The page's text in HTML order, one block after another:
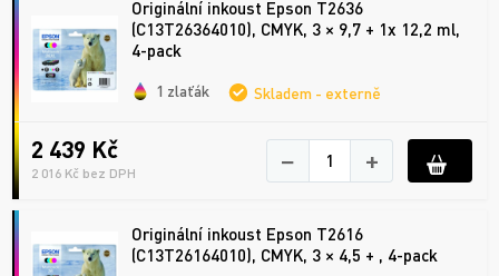
Originální inkoust Epson T2636
(C13T26364010), CMYK, 3 × 9,7 + 1x 12,2 ml,
4-pack
1 zlaťák Skladem - externě
2 439 Kč
2 016 Kč bez DPH − +
Originální inkoust Epson T2616
(C13T26164010), CMYK, 3 × 4,5 + , 4-pack